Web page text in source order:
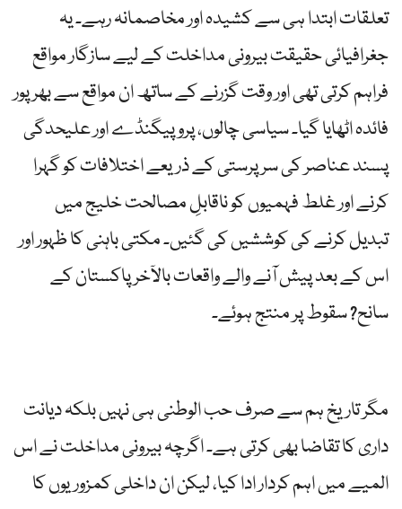
تعلقات ابتدا ہی سے کشیدہ اور مخاصمانہ رہے۔ یہ
جغرافیائی حقیقت بیرونی مداخلت کے لیے سازگار مواقع
فراہم کرتی تھی اور وقت گزرنے کے ساتھ ان مواقع سے بھرپور
فائدہ اٹھایا گیا۔ سیاسی چالوں، پروپیگنڈے اور علیحدگی
پسند عناصر کی سرپرستی کے ذریعے اختلافات کو گہرا
کرنے اور غلط فہمیوں کو ناقابلِ مصالحت خلیج میں
تبدیل کرنے کی کوششیں کی گئیں۔ مکتی باہنی کا ظہور اور
اس کے بعد پیش آنے والے واقعات بالآخر پاکستان کے
سانح? سقوط پر منتج ہوئے۔
مگر تاریخ ہم سے صرف حب الوطنی ہی نہیں بلکہ دیانت
داری کا تقاضا بھی کرتی ہے۔ اگرچہ بیرونی مداخلت نے اس
المیے میں اہم کردار ادا کیا، لیکن ان داخلی کمزوریوں کا